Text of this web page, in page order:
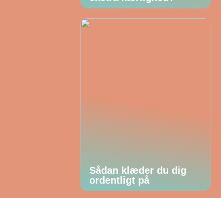
Sådan klæder du dig
ordentligt på